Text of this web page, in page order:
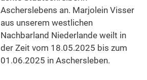
Ascherslebens an. Marjolein Visser
aus unserem westlichen
Nachbarland Niederlande weilt in
der Zeit vom 18.05.2025 bis zum
01.06.2025 in Aschersleben.